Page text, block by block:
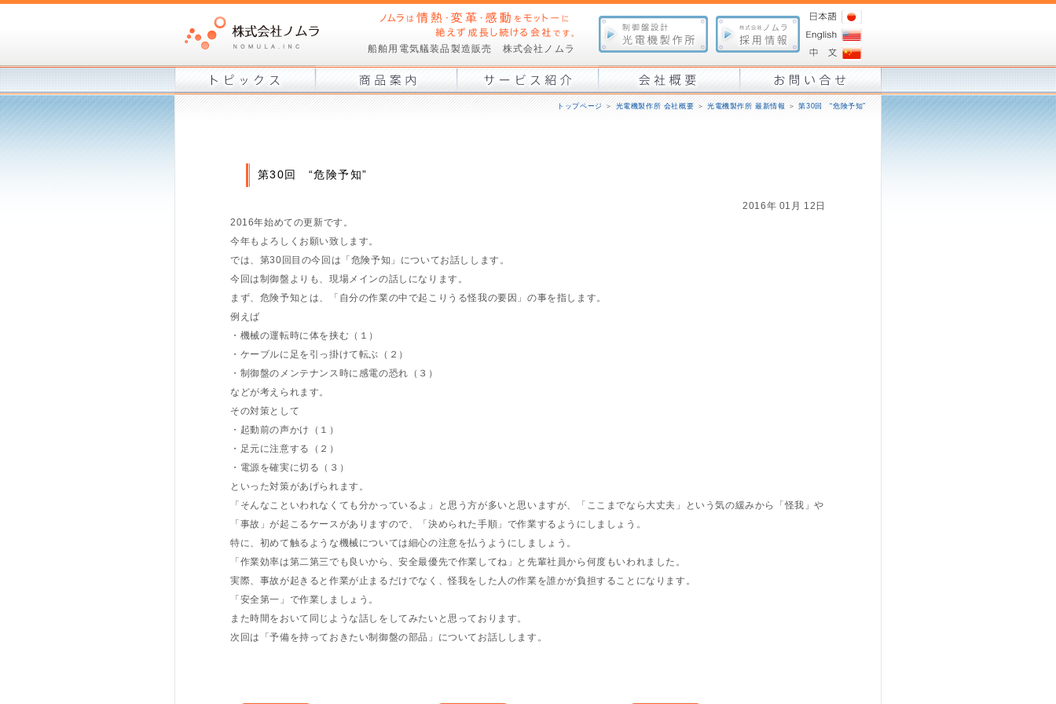
船舶用電気艤装品製造販売 株式会社ノムラ
トップページ ＞ 光電機製作所 会社概要 ＞ 光電機製作所 最新情報 ＞第30回 “危険予知”
第30回 “危険予知”
2016年 01月 12日
2016年始めての更新です。
今年もよろしくお願い致します。
では、第30回目の今回は「危険予知」についてお話しします。
今回は制御盤よりも、現場メインの話しになります。
まず、危険予知とは、「自分の作業の中で起こりうる怪我の要因」の事を指します。
例えば
・機械の運転時に体を挟む（１）
・ケーブルに足を引っ掛けて転ぶ（２）
・制御盤のメンテナンス時に感電の恐れ（３）
などが考えられます。
その対策として
・起動前の声かけ（１）
・足元に注意する（２）
・電源を確実に切る（３）
といった対策があげられます。
「そんなこといわれなくても分かっているよ」と思う方が多いと思いますが、「ここまでなら大丈夫」という気の緩みから「怪我」や
「事故」が起こるケースがありますので、「決められた手順」で作業するようにしましょう。
特に、初めて触るような機械については細心の注意を払うようにしましょう。
「作業効率は第二第三でも良いから、安全最優先で作業してね」と先輩社員から何度もいわれました。
実際、事故が起きると作業が止まるだけでなく、怪我をした人の作業を誰かが負担することになります。
「安全第一」で作業しましょう。
また時間をおいて同じような話しをしてみたいと思っております。
次回は「予備を持っておきたい制御盤の部品」についてお話しします。